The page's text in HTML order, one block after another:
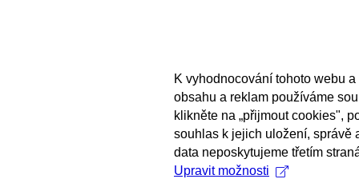
K vyhodnocování tohoto webu
obsahu a reklam používáme
klikněte na „přijmout cookies",
souhlas k jejich uložení, správě
data neposkytujeme třetím
Upravit možnosti